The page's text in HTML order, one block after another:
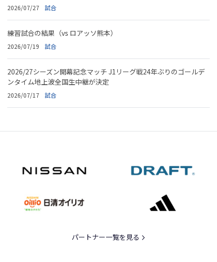
2026/07/27 試合
練習試合の結果（vs ロアッソ熊本）
2026/07/19 試合
2026/27シーズン開幕記念マッチ J1リーグ戦24年ぶりのゴールデ
ンタイム地上波全国生中継が決定
2026/07/17 試合
パートナー一覧を見る